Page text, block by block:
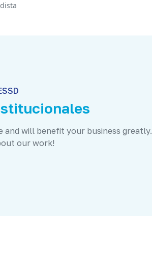
and will benefit your business greatly.
our work!